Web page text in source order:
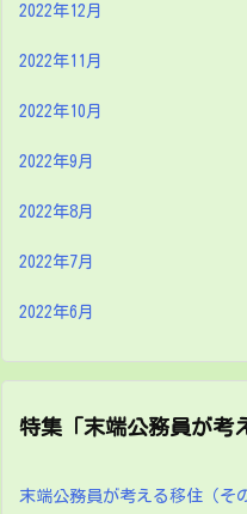
2022年12月
2022年11月
2022年10月
2022年9月
2022年8月
2022年7月
2022年6月
特集「末端公務員が考
末端公務員が考える移住（そ